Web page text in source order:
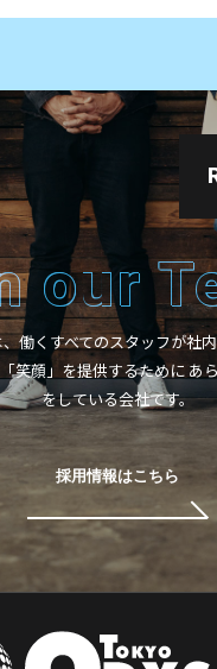
our
働くすべてのスタッフが社
笑顔」を提供するために あ
をしている会社です。
採用情報はこちら